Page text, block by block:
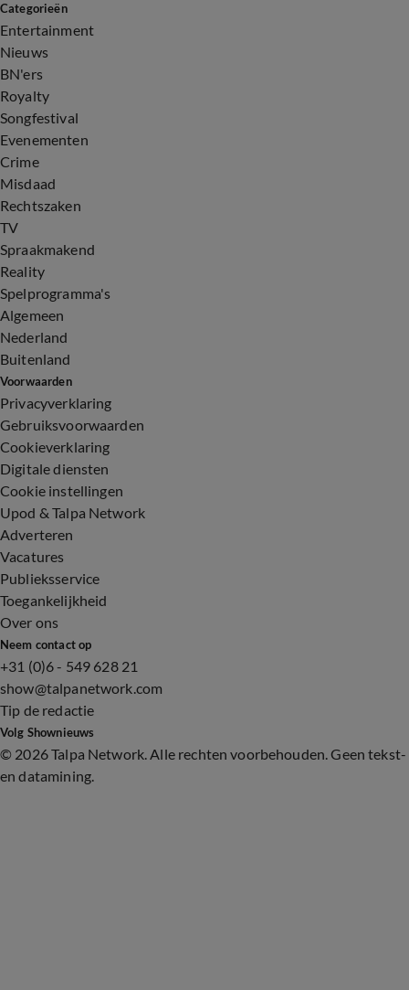
Categorieën
Entertainment
Nieuws
BN'ers
Royalty
Songfestival
Evenementen
Crime
Misdaad
Rechtszaken
TV
Spraakmakend
Reality
Spelprogramma's
Algemeen
Nederland
Buitenland
Voorwaarden
Privacyverklaring
Gebruiksvoorwaarden
Cookieverklaring
Digitale diensten
Cookie instellingen
Upod & Talpa Network
Adverteren
Vacatures
Publieksservice
Toegankelijkheid
Over ons
Neem contact op
+31 (0)6 - 549 628 21
show@talpanetwork.com
Tip de redactie
Volg Shownieuws
© 2026 Talpa Network. Alle rechten voorbehouden. Geen tekst-
en datamining.